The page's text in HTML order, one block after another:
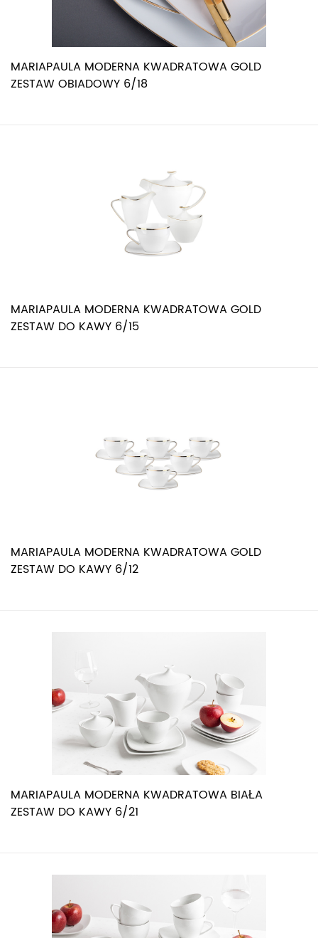
MARIAPAULA MODERNA KWADRATOWA GOLD
ZESTAW OBIADOWY 6/18
MARIAPAULA MODERNA KWADRATOWA GOLD
ZESTAW DO KAWY 6/15
MARIAPAULA MODERNA KWADRATOWA GOLD
ZESTAW DO KAWY 6/12
MARIAPAULA MODERNA KWADRATOWA BIAŁA
ZESTAW DO KAWY 6/21